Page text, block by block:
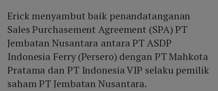
Erick menyambut baik penandatanganan
Sales Purchasement Agreement (SPA) PT
Jembatan Nusantara antara PT ASDP
Indonesia Ferry (Persero) dengan PT Mahkota
Pratama dan PT Indonesia VIP selaku pemilik
saham PT Jembatan Nusantara.